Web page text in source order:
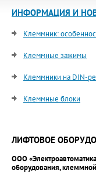
ИНФОРМАЦИЯ И
Клеммник:
Клеммные зажимы
Клеммники на DIN-
Клеммные блоки
ЛИФТОВОЕ
ООО
оборудования,